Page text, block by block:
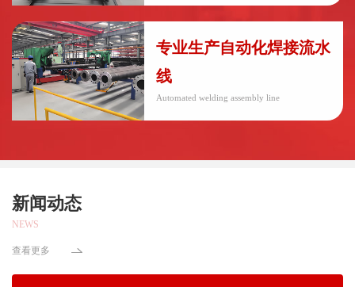
专业生产自动化焊接流水
线
Automated welding assembly line
新闻动态
NEWS
查看更多